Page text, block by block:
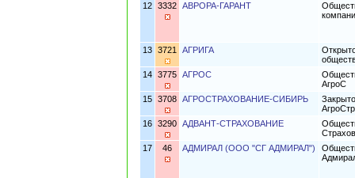
12 3332 АВРОРА-ГАРАНТ
13 3721 АГРИГА
14 3775 АГРОС
АгроС
15 3708 АГРОСТРАХОВАНИЕ-СИБИРЬ
16 3290 АДВАНТ-СТРАХОВАНИЕ
17
46 АДМИРАЛ (ООО "СГ АДМИРАЛ")